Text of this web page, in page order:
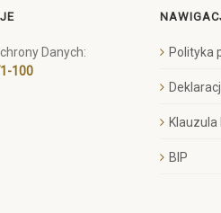
Danych:
100
Polityka
BIP